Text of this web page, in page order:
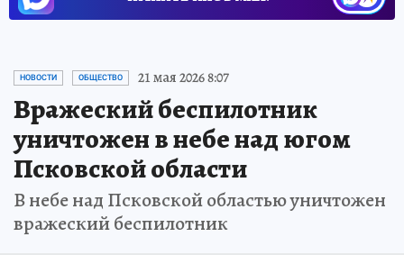
НОВОСТИ ОБЩЕСТВО 21 мая 2026 8:07
Вражеский беспилотник
уничтожен в небе над югом
Псковской области
В небе над Псковской областью уничтожен
вражеский беспилотник